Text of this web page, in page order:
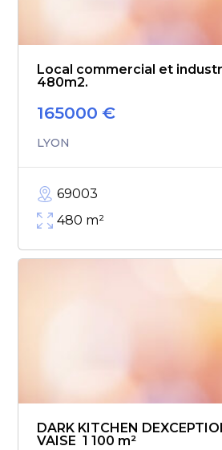
Local commercial et
480m2.
165000 €
LYON
69003
480 m²
DARK KITCHEN
VAISE  1 100 m²